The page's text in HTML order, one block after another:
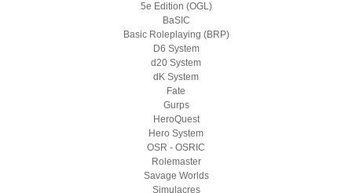
5e Edition (OGL)
BaSIC
Basic Roleplaying (BRP)
D6 System
d20 System
dK System
Fate
Gurps
HeroQuest
Hero System
OSR - OSRIC
Rolemaster
Savage Worlds
Simulacres